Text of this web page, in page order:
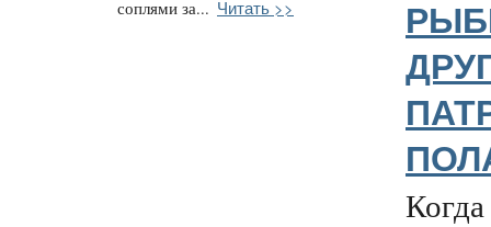
соплями за... Читать >>